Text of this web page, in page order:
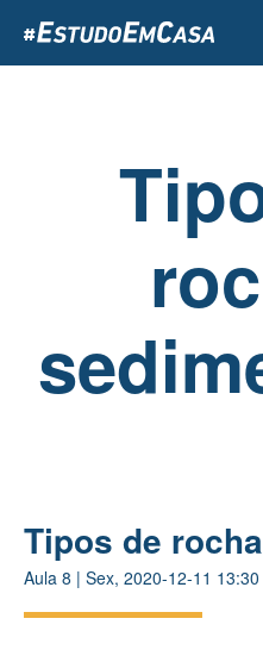
para
o
Tipos de
Aula 8 | Sex, 2020-12-11 13:30